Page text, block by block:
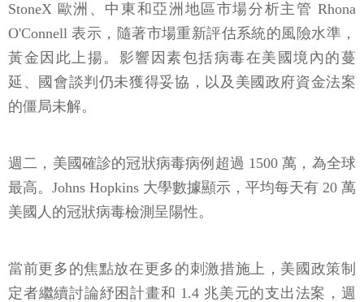
StoneX 歐洲、中東和亞洲地區市場分析主管 Rhona
O'Connell 表示，隨著市場重新評估系統的風險水準，
黃金因此上揚。影響因素包括病毒在美國境內的蔓
延、國會談判仍未獲得妥協，以及美國政府資金法案
的僵局未解。
週二，美國確診的冠狀病毒病例超過 1500 萬，為全球
最高。Johns Hopkins 大學數據顯示，平均每天有 20 萬
美國人的冠狀病毒檢測呈陽性。
當前更多的焦點放在更多的刺激措施上，美國政策制
定者繼續討論紓困計畫和 1.4 兆美元的支出法案，週